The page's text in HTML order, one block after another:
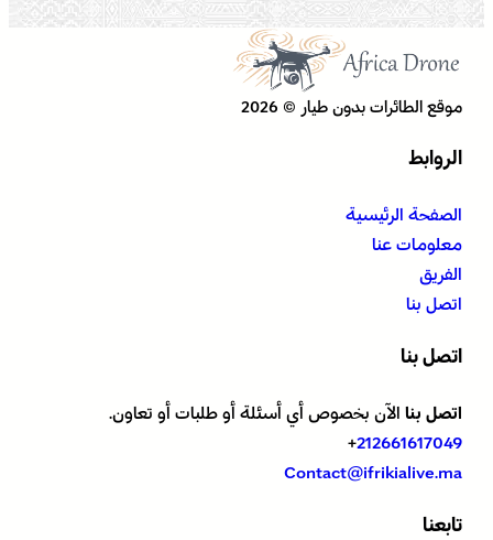
موقع الطائرات بدون طيار © 2026
الروابط
الصفحة الرئيسية
معلومات عنا
الفريق
اتصل بنا
اتصل بنا
اتصل بنا الآن بخصوص أي أسئلة أو طلبات أو تعاون.
212661617049
+
Contact@ifrikialive.ma
تابعنا